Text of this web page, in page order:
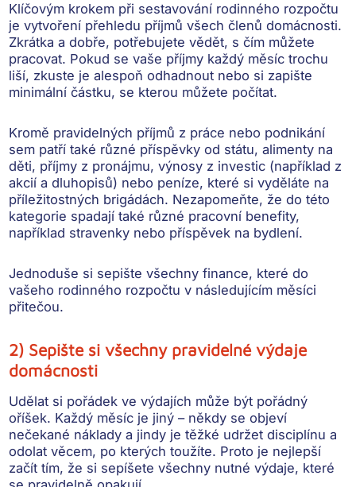
Klíčovým krokem při sestavování rodinného rozpočtu
jevytvoření přehledu příjmů všech členů domácnosti.
Zkrátka a dobře, potřebujete vědět, s čím můžete
pracovat. Pokud se vaše příjmy každý měsíc trochu
liší, zkuste je alespoň odhadnout nebo si zapište
minimální částku, se kterou můžete počítat.
Kromě pravidelných příjmů z práce nebo podnikání
sem patří také různé příspěvky od státu, alimenty na
děti, příjmy z pronájmu, výnosy z investic (například z
akcií a dluhopisů) nebo peníze, které si vyděláte na
příležitostných brigádách. Nezapomeňte, že do této
kategorie spadají také různé pracovní benefity,
například stravenky nebo příspěvek na bydlení.
Jednoduše si sepište všechny finance, které do
vašeho rodinného rozpočtu v následujícím měsíci
přitečou.
2) Sepište si všechny pravidelné výdaje
domácnosti
Udělat si pořádek ve výdajích může být pořádný
oříšek. Každý měsíc je jiný – někdy se objeví
nečekané náklady a jindy je těžké udržet disciplínu a
odolat věcem, po kterých toužíte. Proto je nejlepší
začít tím, že si sepíšete všechny nutné výdaje, které